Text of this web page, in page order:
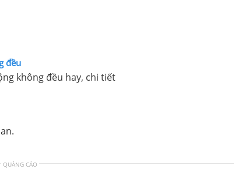
đều
không đều hay, chi tiết
QUẢNG CÁO